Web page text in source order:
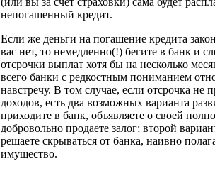
непогашенный кредит.
Если же деньги на погашение кредита
вас нет, то немедленно(!) бегите в банк и
отсрочки выплат хотя бы на несколько
всего банки с редкостным пониманием
навстречу. В том случае, если отсрочка не
доходов, есть два возможных варианта
приходите в банк, объявляете о своей
добровольно продаете залог; второй
решаете скрываться от банка, наивно
имущество.